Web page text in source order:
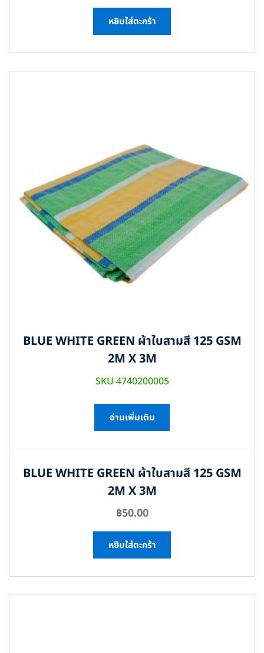
หยิบใส่ตะกร้า
BLUE WHITE GREEN ผ้าใบสามสี 125 GSM
2M X 3M
SKU 4740200005
อ่านเพิ่มเติม
BLUE WHITE GREEN ผ้าใบสามสี 125 GSM
2M X 3M
฿50.00
หยิบใส่ตะกร้า